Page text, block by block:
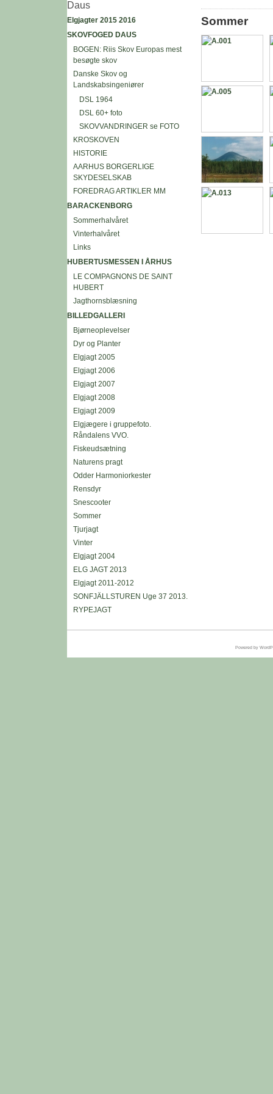
Daus
Elgjagter 2015 2016
SKOVFOGED DAUS
BOGEN: Riis Skov Europas mest
besøgte skov
Danske Skov og
Landskabsingeniører
DSL 1964
DSL 60+ foto
SKOVVANDRINGER se FOTO
KROSKOVEN
HISTORIE
AARHUS BORGERLIGE
SKYDESELSKAB
FOREDRAG ARTIKLER MM
BARACKENBORG
Sommerhalvåret
Vinterhalvåret
Links
HUBERTUSMESSEN I ÅRHUS
LE COMPAGNONS DE SAINT
HUBERT
Jagthornsblæsning
BILLEDGALLERI
Bjørneoplevelser
Dyr og Planter
Elgjagt 2005
Elgjagt 2006
Elgjagt 2007
Elgjagt 2008
Elgjagt 2009
Elgjægere i gruppefoto.
Råndalens VVO.
Fiskeudsætning
Naturens pragt
Odder Harmoniorkester
Rensdyr
Snescooter
Sommer
Tjurjagt
Vinter
Elgjagt 2004
ELG JAGT 2013
Elgjagt 2011-2012
SONFJÄLLSTUREN Uge 37 2013.
RYPEJAGT
Sommer
Powered by